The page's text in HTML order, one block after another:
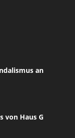
an
von Haus G